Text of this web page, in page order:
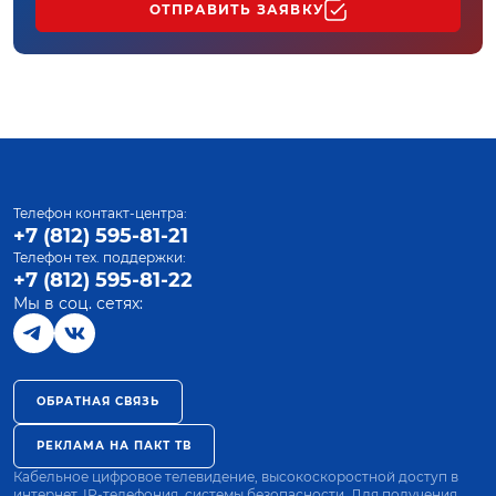
ОТПРАВИТЬ ЗАЯВКУ
Телефон контакт-центра:
+7 (812) 595-81-21
Телефон тех. поддержки:
+7 (812) 595-81-22
Мы в соц. сетях:
ОБРАТНАЯ СВЯЗЬ
РЕКЛАМА НА ПАКТ ТВ
Кабельное цифровое телевидение, высокоскоростной доступ в